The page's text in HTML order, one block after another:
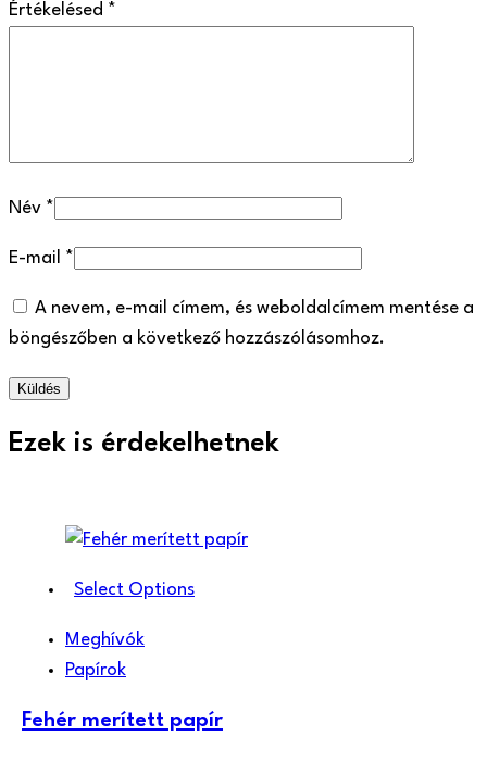
Értékelésed *
Név *
E-mail *
A nevem, e-mail címem, és weboldalcímem mentése a
böngészőben a következő hozzászólásomhoz.
Ezek is érdekelhetnek
Select Options
Meghívók
Papírok
Fehér merített papír